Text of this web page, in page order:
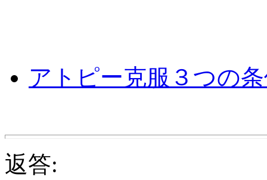
アトピー克服３つの
返答: